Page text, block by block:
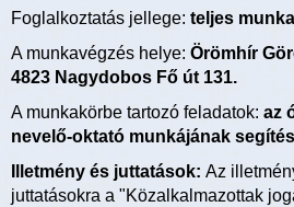
Foglalkoztatás jellege: teljes
A munkavégzés helye: Örömhír
4823 Nagydobos Fő út 131.
A munkakörbe tartozó feladatok: az
nevelő-oktató munkájának
Illetmény és juttatások: Az
juttatásokra a "Közalkalmazottak